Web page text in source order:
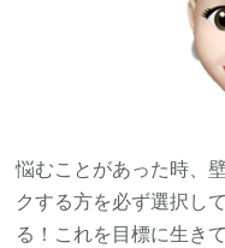
悩むことがあった時、
クする方を必ず選択し
る！これを目標に生き